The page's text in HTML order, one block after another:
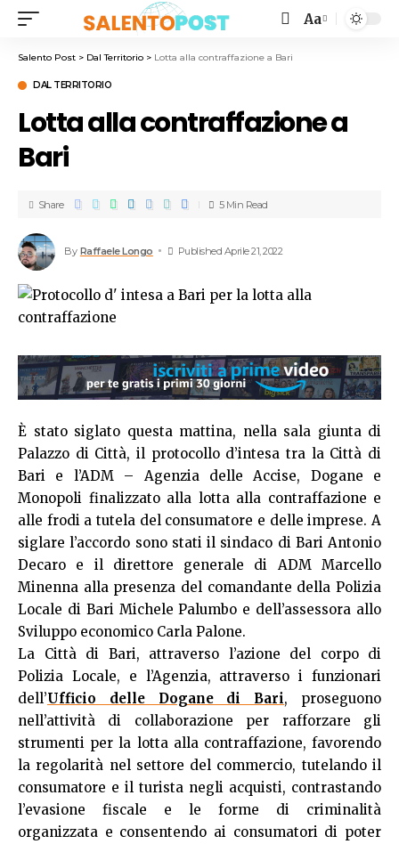
Aa
Salento Post > Dal Territorio > Lotta alla contraffazione a Bari
DAL TERRITORIO
Lotta alla contraffazione a
Bari
By Raffaele Longo Published Aprile 21, 2022
Share 5 Min Read
È stato siglato questa mattina, nella sala giunta di
Palazzo di Città, il protocollo d’intesa tra la Città di
Bari e l’ADM – Agenzia delle Accise, Dogane e
Monopoli finalizzato alla lotta alla contraffazione e
alle frodi a tutela del consumatore e delle imprese. A
siglare l’accordo sono stati il sindaco di Bari Antonio
Decaro e il direttore generale di ADM Marcello
Minenna alla presenza del comandante della Polizia
Locale di Bari Michele Palumbo e dell’assessora allo
Sviluppo economico Carla Palone.
La Città di Bari, attraverso l’azione del corpo di
Polizia Locale, e l’Agenzia, attraverso i funzionari
dell’Ufficio delle Dogane di Bari, proseguono
nell’attività di collaborazione per rafforzare gli
strumenti per la lotta alla contraffazione, favorendo
la regolarità nel settore del commercio, tutelando il
consumatore e il turista negli acquisti, contrastando
l’evasione fiscale e le forme di criminalità
organizzata e consentendo ai consumatori di poter